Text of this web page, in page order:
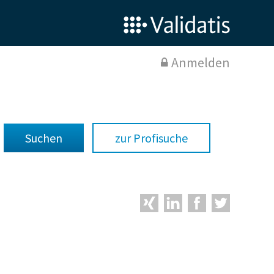
Anmelden
zur Profisuche